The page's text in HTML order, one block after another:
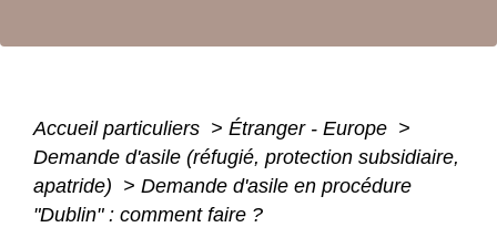
Accueil particuliers > Étranger - Europe >
Demande d'asile (réfugié, protection subsidiaire,
apatride) > Demande d'asile en procédure
"Dublin" : comment faire ?